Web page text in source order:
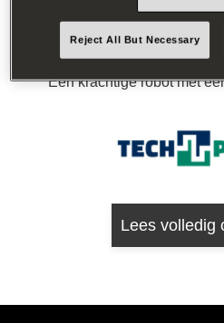
8/
Een krachtige robot met
Lees volledig
Reject All But Necessary